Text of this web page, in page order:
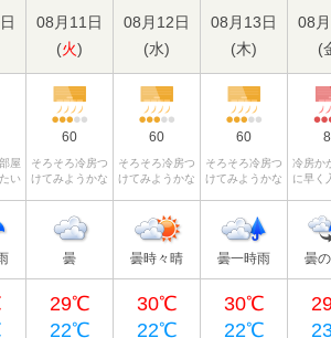
08月11日
(火)
08月12日
(水)
08月13日
(木)
08
(
屋
い
60
そろそろ冷房つ
けてみようかな
60
そろそろ冷房つ
けてみようかな
60
そろそろ冷房つ
けてみようかな
冷房か
に早く
曇 曇時々晴 曇一時雨 曇
29℃
22℃
30℃
22℃
30℃
22℃